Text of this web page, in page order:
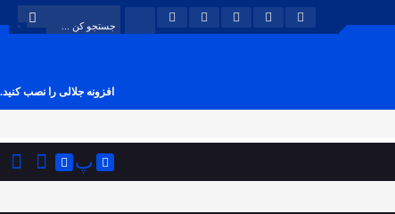
افزونه جلالی را نصب کنید.
پ